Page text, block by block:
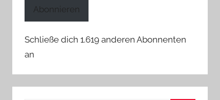
Abonnieren
Schließe dich 1.619 anderen Abonnenten
an